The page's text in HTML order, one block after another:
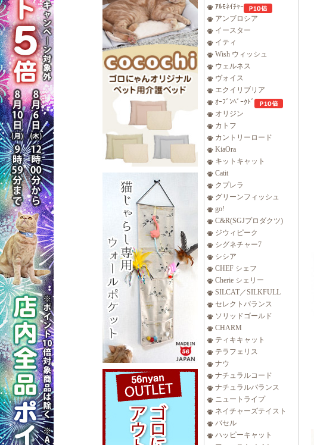
ｱﾙﾓﾈｲﾁｬｰ
アンブロシア
イースター
イティ
Wish ウィッシュ
ウェルネス
ヴォイス
エクイリブリア
ｵｰﾌﾞﾝﾍﾞｰｸﾄﾞ
オリジン
カトフ
カントリーロード
KiaOra
キットキャット
Catit
クプレラ
グリーンフィッシュ
go!
C&R(SGJプロダクツ)
ジウィピーク
シグネチャー7
シシア
CHEF シェフ
Cherie シェリー
SILCAT／SILKFULL
セレクトバランス
ソリッドゴールド
CHARM
ティキキャット
テラフェリス
ナウ
ナチュラルコード
ナチュラルバランス
ニュートライプ
ネイチャーズテイスト
バセル
ハッピーキャット